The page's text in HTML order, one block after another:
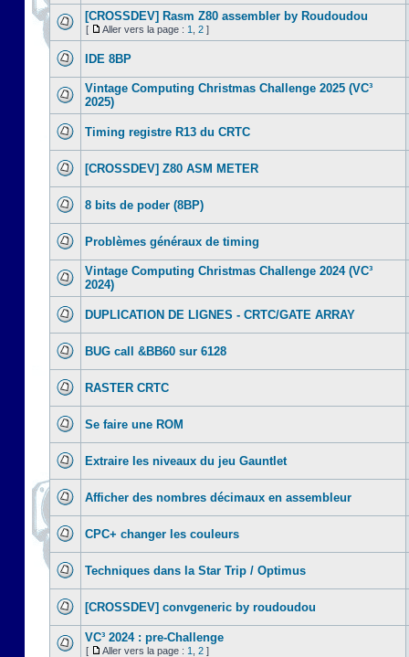
[CROSSDEV] Rasm Z80 assembler by Roudoudou
[ Aller vers la page : 1 2 ]
IDE 8BP
Vintage Computing Christmas Challenge 2025 (VC³
2025)
Timing registre R13 du CRTC
[CROSSDEV] Z80 ASM METER
8 bits de poder (8BP)
Problèmes généraux de timing
Vintage Computing Christmas Challenge 2024 (VC³
2024)
DUPLICATION DE LIGNES - CRTC/GATE ARRAY
BUG call &BB60 sur 6128
RASTER CRTC
Se faire une ROM
Extraire les niveaux du jeu Gauntlet
Afficher des nombres décimaux en assembleur
CPC+ changer les couleurs
Techniques dans la Star Trip / Optimus
[CROSSDEV] convgeneric by roudoudou
VC³ 2024 : pre-Challenge
[ Aller vers la page : 1 2 ]